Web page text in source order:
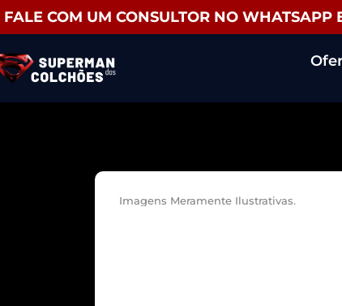
FALE COM UM CONSULTOR NO WHATSAPP
Imagens Meramente Ilustrativas.